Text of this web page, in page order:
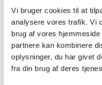
Vi bruger cookies til at
analysere vores trafik. Vi
brug af vores
partnere kan kombinere
oplysninger, du har givet
fra din brug af deres
Jeg
terapiformer
Parterapi,